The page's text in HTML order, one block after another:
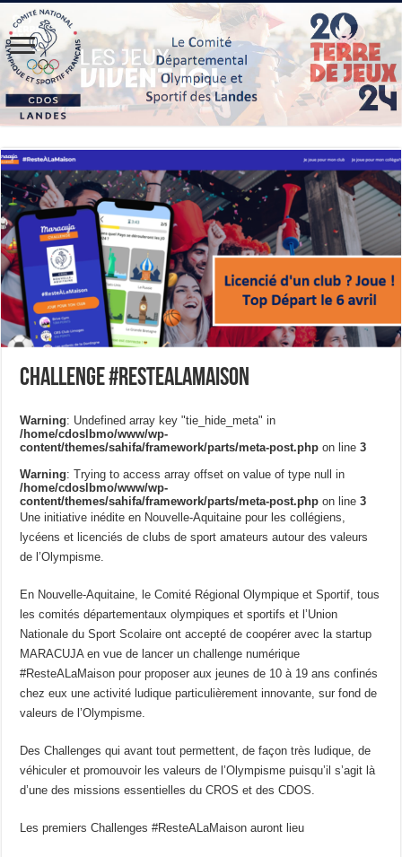
Challenge #ResteALaMaison
Warning: Undefined array key "tie_hide_meta" in
/home/cdoslbmo/www/wp-
content/themes/sahifa/framework/parts/meta-post.php on line3
Warning: Trying to access array offset on value of type null in
/home/cdoslbmo/www/wp-
content/themes/sahifa/framework/parts/meta-post.php on line3
Une initiative inédite en Nouvelle-Aquitaine pour les collégiens,
lycéens et licenciés de clubs de sport amateurs autour des valeurs
de l’Olympisme.
En Nouvelle-Aquitaine, le Comité Régional Olympique et Sportif, tous
les comités départementaux olympiques et sportifs et l’Union
Nationale du Sport Scolaire ont accepté de coopérer avec la startup
MARACUJA en vue de lancer un challenge numérique
#ResteALaMaison pour proposer aux jeunes de 10 à 19 ans confinés
chez eux une activité ludique particulièrement innovante, sur fond de
valeurs de l’Olympisme.
Des Challenges qui avant tout permettent, de façon très ludique, de
véhiculer et promouvoir les valeurs de l’Olympisme puisqu’il s’agit là
d’une des missions essentielles du CROS et des CDOS.
Les premiers Challenges #ResteALaMaison auront lieu